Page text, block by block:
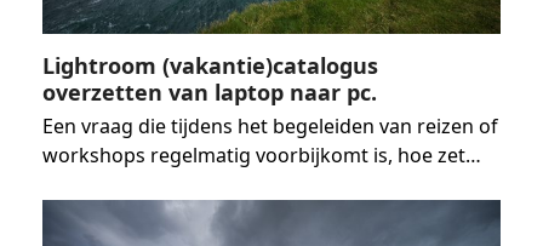
Lightroom (vakantie)catalogus
overzetten van laptop naar pc.
Een vraag die tijdens het begeleiden van reizen of
workshops regelmatig voorbijkomt is, hoe zet…